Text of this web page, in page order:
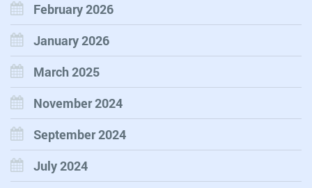
February 2026
January 2026
March 2025
November 2024
September 2024
July 2024